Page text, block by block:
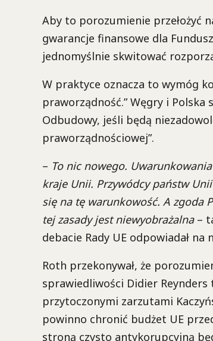
Aby to porozumienie przełożyć
gwarancje finansowe dla
jednomyślnie skwitować
W praktyce oznacza to wymóg
praworządność.” Węgry i
Odbudowy, jeśli będą
praworządnościowej”.
– To nic nowego.
kraje Unii. Przywódcy państw
się na tę warunkowość. A zgoda
tej zasady jest niewyobrażalna –
debacie Rady UE odpowiadał
Roth przekonywał, że
sprawiedliwości Didier
przytoczonymi zarzutami
powinno chronić budżet UE
stroną czysto antykorupcyjną